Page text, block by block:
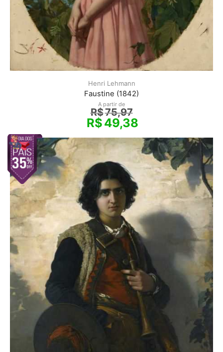
Henri Lehmann
Faustine (1842)
A partir de
R$75,97
R$49,38